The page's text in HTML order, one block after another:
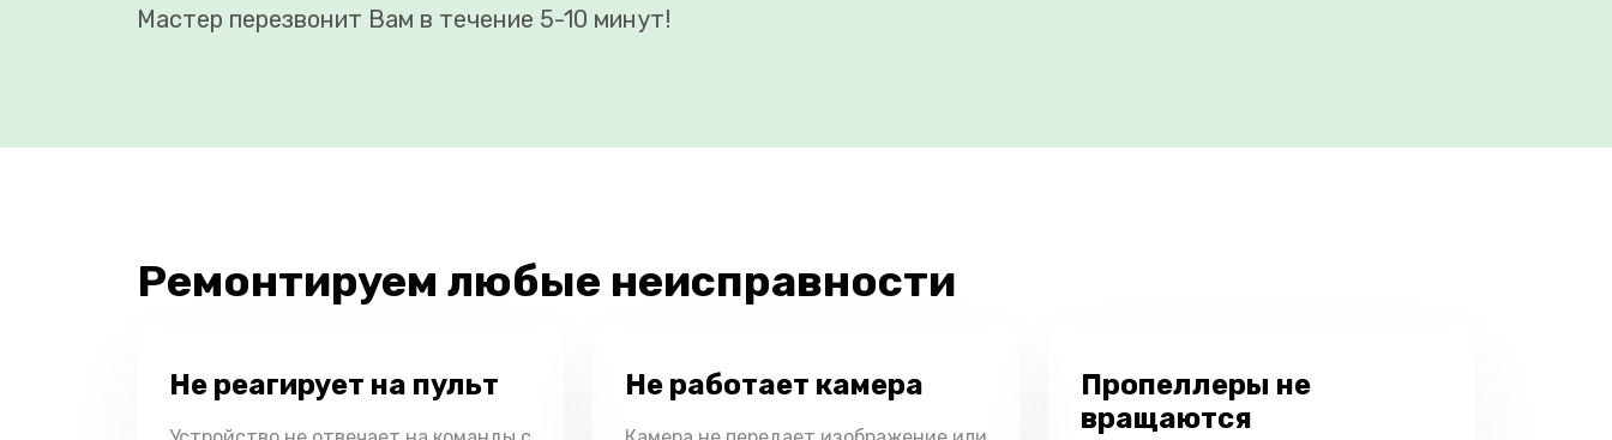
Мастер перезвонит Вам в течение 5-10 минут!
Ремонтируем любые неисправности
Не реагирует на пульт Не работает камера
Пропеллеры не
вращаются